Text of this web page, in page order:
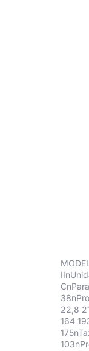
22,8
164